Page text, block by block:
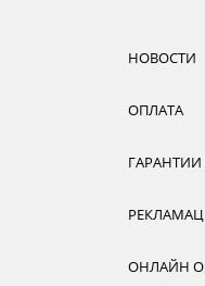
НОВОСТИ
ОПЛАТА
ГАРАНТИИ
ОНЛАЙН